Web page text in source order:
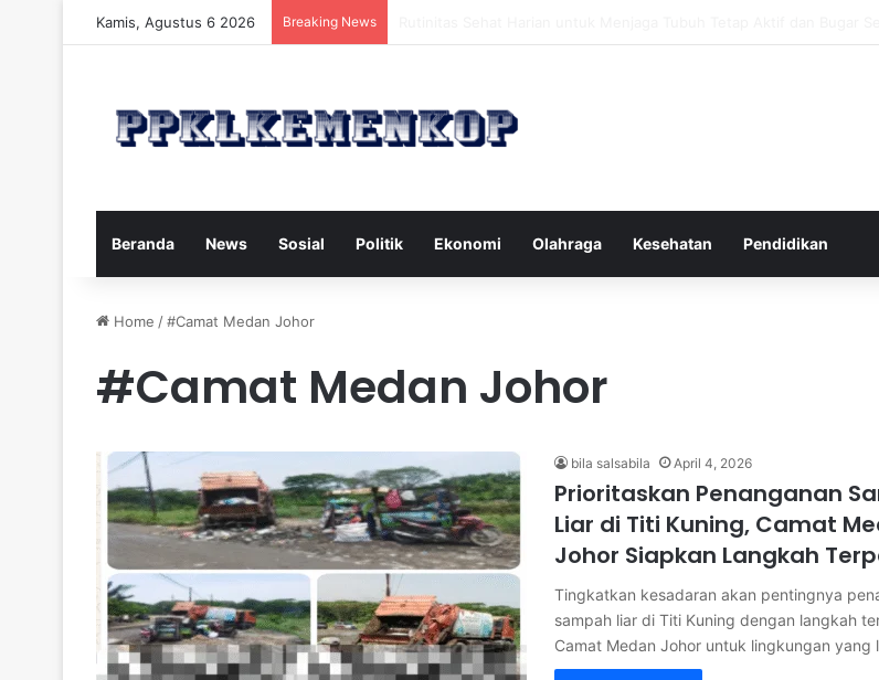
Kamis, Agustus 6 2026 Breaking News
Beranda News Sosial Politik Ekonomi Olahraga Kesehatan Pendidikan
Home /#Camat Medan Johor
#Camat Medan Johor
bila salsabila April 4, 2026
Prioritaskan Penanganan
Liar di Titi Kuning, Camat
Johor Siapkan Langkah
Tingkatkan kesadaran akan pentingnya
sampah liar di Titi Kuning dengan langkah
Camat Medan Johor untuk lingkungan yang